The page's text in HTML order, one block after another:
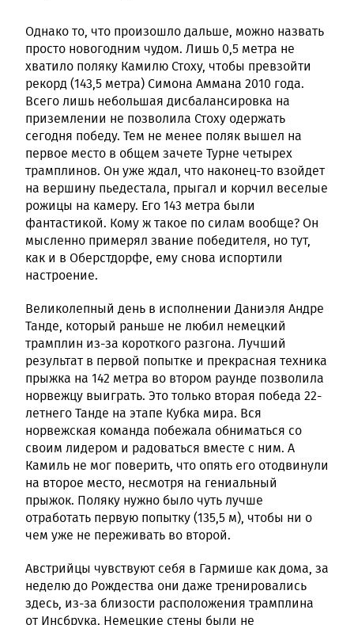
Однако то, что произошло дальше, можно назвать
просто новогодним чудом. Лишь 0,5 метра не
хватило поляку Камилю Стоху, чтобы превзойти
рекорд (143,5 метра) Симона Аммана 2010 года.
Всего лишь небольшая дисбалансировка на
приземлении не позволила Стоху одержать
сегодня победу. Тем не менее поляк вышел на
первое место в общем зачете Турне четырех
трамплинов. Он уже ждал, что наконец-то взойдет
на вершину пьедестала, прыгал и корчил веселые
рожицы на камеру. Его 143 метра были
фантастикой. Кому ж такое по силам вообще? Он
мысленно примерял звание победителя, но тут,
как и в Оберстдорфе, ему снова испортили
настроение.
Великолепный день в исполнении Даниэля Андре
Танде, который раньше не любил немецкий
трамплин из-за короткого разгона. Лучший
результат в первой попытке и прекрасная техника
прыжка на 142 метра во втором раунде позволила
норвежцу выиграть. Это только вторая победа 22-
летнего Танде на этапе Кубка мира. Вся
норвежская команда побежала обниматься со
своим лидером и радоваться вместе с ним. А
Камиль не мог поверить, что опять его отодвинули
на второе место, несмотря на гениальный
прыжок. Поляку нужно было чуть лучше
отработать первую попытку (135,5 м), чтобы ни о
чем уже не переживать во второй.
Австрийцы чувствуют себя в Гармише как дома, за
неделю до Рождества они даже тренировались
здесь, из-за близости расположения трамплина
от Инсбрука. Немецкие стены были не